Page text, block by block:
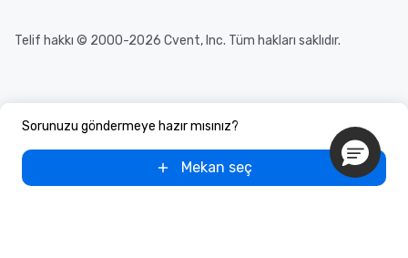
Sorunuzu göndermeye hazır mısınız?
Mekan seç
Telif hakkı © 2000-2026 Cvent, Inc. Tüm hakları saklıdır.